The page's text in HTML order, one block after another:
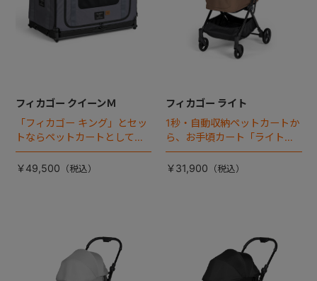
フィカゴー クイーンＭ
「フィカゴー キング」とセッ
トならペットカートとしても
使える、耐荷重50㎏の大型犬
向けケージが登場！
￥49,500
フィカゴー ライト
1秒・自動収納ペットカートか
ら、お手頃カート「ライト」
が登場！
￥31,900